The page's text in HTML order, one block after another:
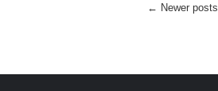
← Newer posts